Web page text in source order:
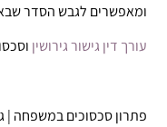
ומאפשרים לגבש הסדר
עורך דין גישור גירושין
פתרון סכסוכים במשפחה |